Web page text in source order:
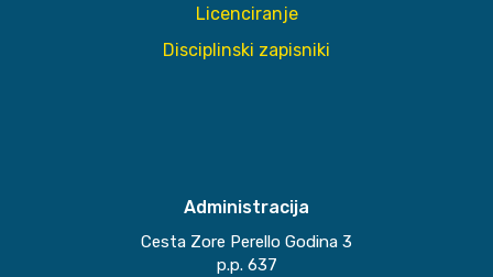
Licenciranje
Disciplinski zapisniki
Administracija
Cesta Zore Perello Godina 3
p.p. 637